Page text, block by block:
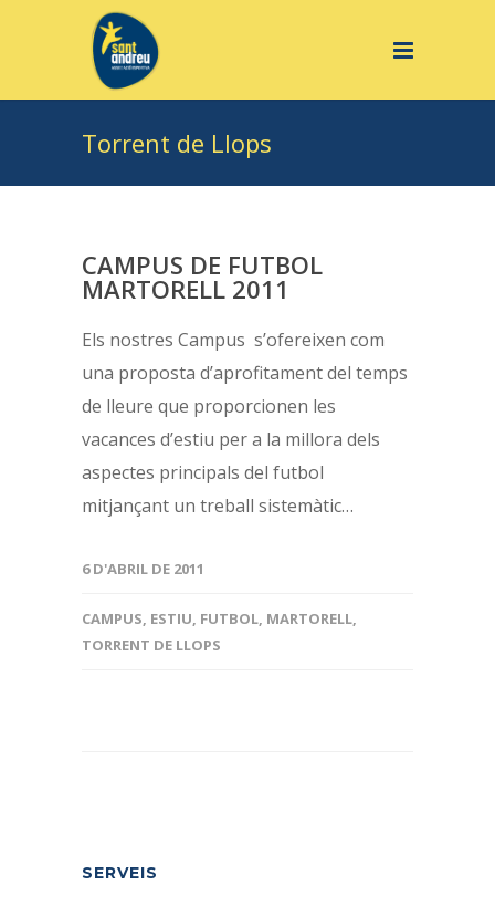
Torrent de Llops
CAMPUS DE FUTBOL
MARTORELL 2011
Els nostres Campus s’ofereixen com
una proposta d’aprofitament del temps
de lleure que proporcionen les
vacances d’estiu per a la millora dels
aspectes principals del futbol
mitjançant un treball sistemàtic…
6 D'ABRIL DE 2011
CAMPUS, ESTIU, FUTBOL, MARTORELL,
TORRENT DE LLOPS
SERVEIS